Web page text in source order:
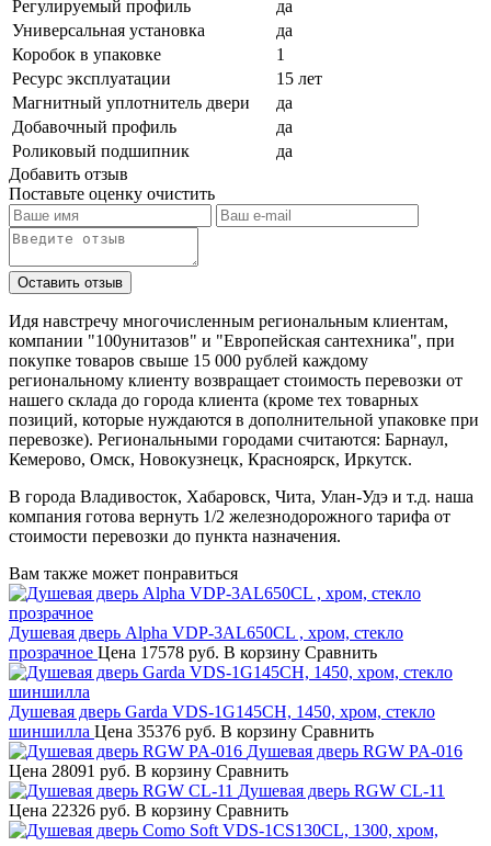
Регулируемый профиль
да
Универсальная установка
да
Коробок в упаковке
1
Ресурс эксплуатации
15 лет
Магнитный уплотнитель двери
да
Добавочный профиль
да
Роликовый подшипник
да
Добавить отзыв
Поставьте оценку очистить
Идя навстречу многочисленным региональным клиентам,
компании "100унитазов" и "Европейская сантехника", при
покупке товаров свыше 15 000 рублей каждому
региональному клиенту возвращает стоимость перевозки от
нашего склада до города клиента (кроме тех товарных
позиций, которые нуждаются в дополнительной упаковке при
перевозке). Региональными городами считаются: Барнаул,
Кемерово, Омск, Новокузнецк, Красноярск, Иркутск.
В города Владивосток, Хабаровск, Чита, Улан-Удэ и т.д. наша
компания готова вернуть 1/2 железнодорожного тарифа от
стоимости перевозки до пункта назначения.
Вам также может понравиться
Душевая дверь Alpha VDP-3AL650CL , хром, стекло
прозрачное Цена 17578 руб. В корзину Сравнить
Душевая дверь Garda VDS-1G145CH, 1450, хром, стекло
шиншилла Цена 35376 руб. В корзину Сравнить
Душевая дверь RGW PA-016
Цена 28091 руб. В корзину Сравнить
Душевая дверь RGW CL-11
Цена 22326 руб. В корзину Сравнить